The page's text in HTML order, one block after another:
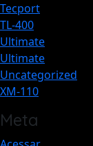
Tecport
TL-400
Ultimate
Ultimate
Uncategorized
XM-110
Meta